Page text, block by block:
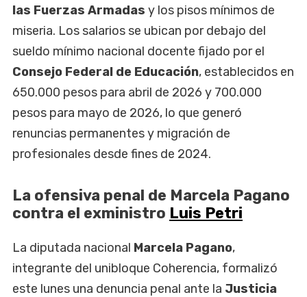
las Fuerzas Armadas y los pisos mínimos de
miseria. Los salarios se ubican por debajo del
sueldo mínimo nacional docente fijado por el
Consejo Federal de Educación, establecidos en
650.000 pesos para abril de 2026 y 700.000
pesos para mayo de 2026, lo que generó
renuncias permanentes y migración de
profesionales desde fines de 2024.
La ofensiva penal de Marcela Pagano
contra el exministro Luis Petri
La diputada nacional Marcela Pagano,
integrante del unibloque Coherencia, formalizó
este lunes una denuncia penal ante la Justicia